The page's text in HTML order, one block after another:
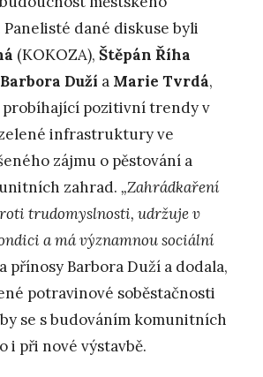
Panelisté dané diskuse byli
(KOKOZA), Štěpán Říha
Barbora Duží a Marie Tvrdá,
pozitivní trendy v
infrastruktury ve
zájmu o pěstování a
zahrad. „Zahrádkaření
trudomyslnosti, udržuje v
a má významnou sociální
přínosy Barbora Duží a dodala,
potravinové soběstačnosti
se s budováním komunitních
i při nové výstavbě.